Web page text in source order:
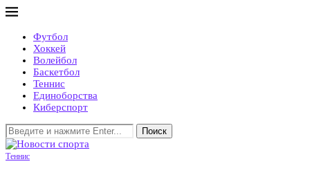
Футбол
Хоккей
Волейбол
Баскетбол
Теннис
Единоборства
Киберспорт
Поиск
Теннис